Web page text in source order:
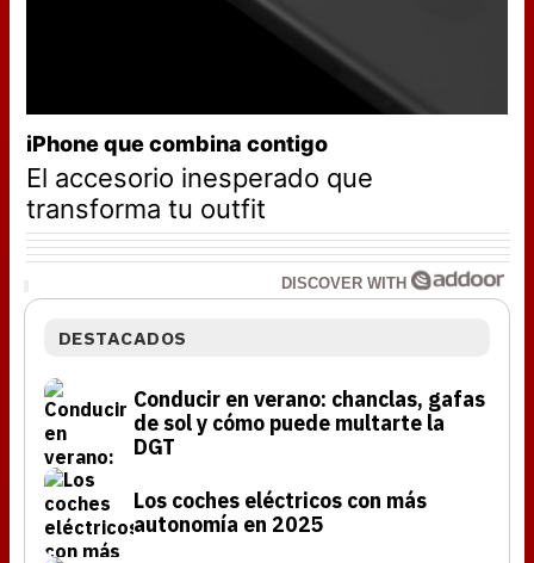
iPhone que combina contigo
El accesorio inesperado que
transforma tu outfit
DISCOVER WITH
DESTACADOS
Conducir en verano: chanclas, gafas
de sol y cómo puede multarte la
DGT
Los coches eléctricos con más
autonomía en 2025